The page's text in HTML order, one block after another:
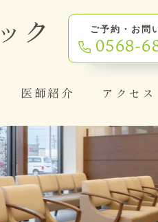
ク ご予約・お問
0568-
医師紹介 アクセス